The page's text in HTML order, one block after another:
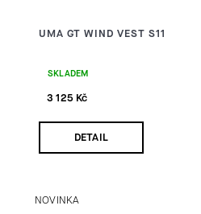
UMA GT WIND VEST S11
SKLADEM
3 125 Kč
DETAIL
NOVINKA